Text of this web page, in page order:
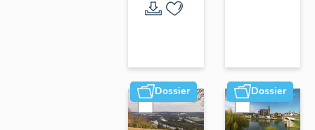
Dossier Dossier